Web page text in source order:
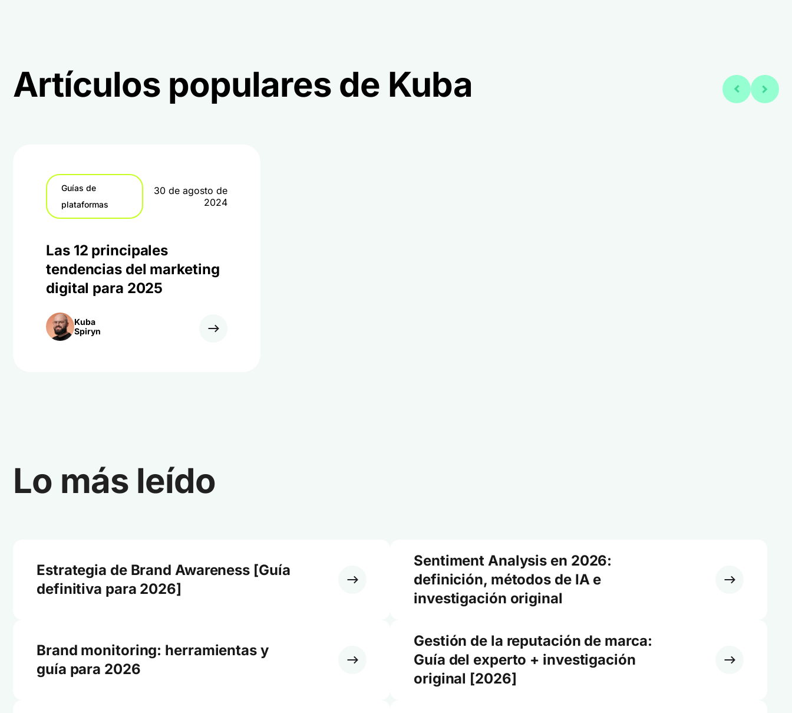
Artículos populares de Kuba
Guías de
plataformas
30 de agosto de
2024
Las 12 principales
tendencias del marketing
digital para 2025
Kuba
Spiryn
Lo más leído
Estrategia de Brand Awareness [Guía
definitiva para 2026]
Sentiment Analysis en 2026:
definición, métodos de IA e
investigación original
Brand monitoring: herramientas y
guía para 2026
Gestión de la reputación de marca:
Guía del experto + investigación
original [2026]